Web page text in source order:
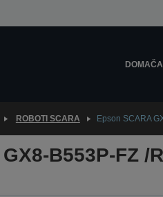
ROBOTI SCARA Epson SCARA
B553P-FZ /